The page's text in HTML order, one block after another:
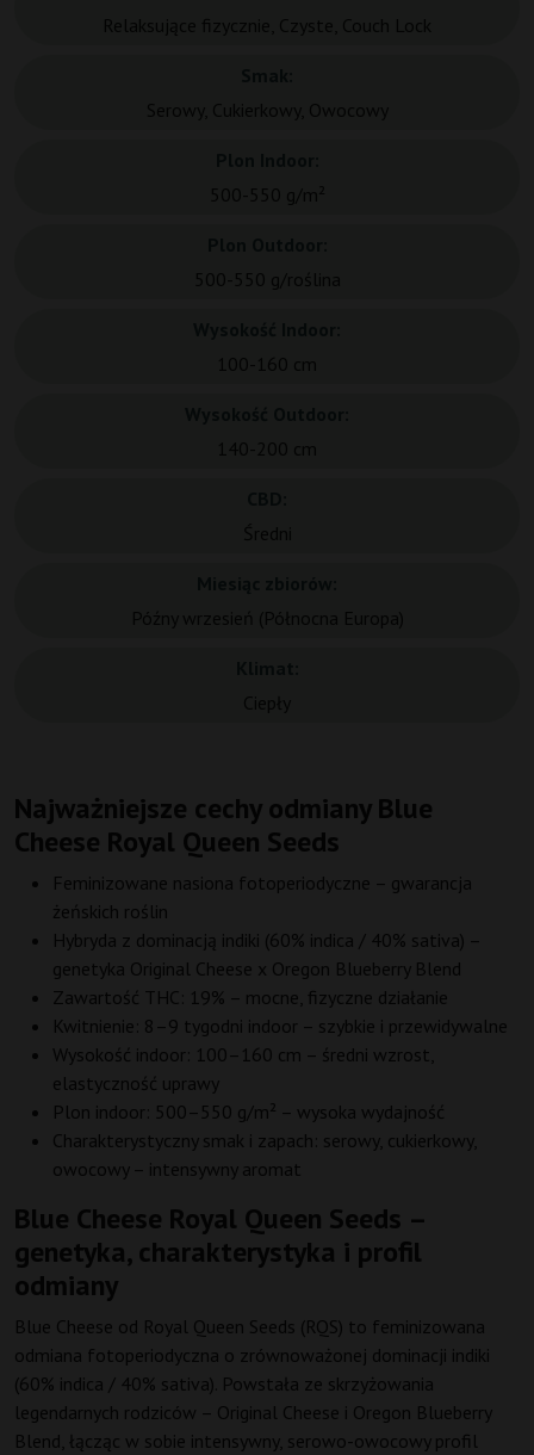
Najważniejsze cechy odmiany Blue
Cheese Royal Queen Seeds
Feminizowane nasiona fotoperiodyczne – gwarancja
żeńskich roślin
Hybryda z dominacją indiki (60% indica / 40% sativa) –
genetyka Original Cheese x Oregon Blueberry Blend
Zawartość THC: 19% – mocne, fizyczne działanie
Kwitnienie: 8–9 tygodni indoor – szybkie i przewidywalne
Wysokość indoor: 100–160 cm – średni wzrost,
elastyczność uprawy
Plon indoor: 500–550 g/m² – wysoka wydajność
Charakterystyczny smak i zapach: serowy, cukierkowy,
owocowy – intensywny aromat
Blue Cheese Royal Queen Seeds –
genetyka, charakterystyka i profil
odmiany
Blue Cheese od Royal Queen Seeds (RQS) to feminizowana
odmiana fotoperiodyczna o zrównoważonej dominacji indiki
(60% indica / 40% sativa). Powstała ze skrzyżowania
legendarnych rodziców – Original Cheese i Oregon Blueberry
Blend, łącząc w sobie intensywny, serowo-owocowy profil